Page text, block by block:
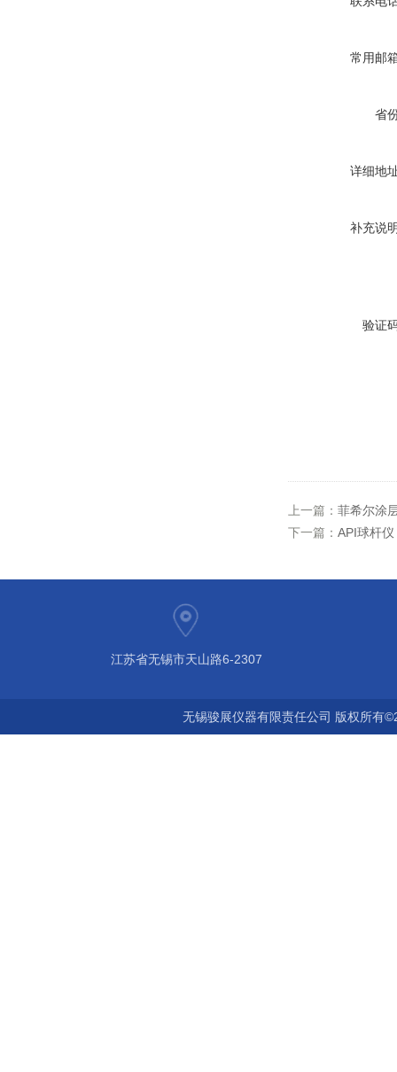
常用邮
省
详细地
补充说
验证
上一篇： 菲希尔涂
下一篇： API球杆仪
江苏省无锡市天山路6-2307
无锡骏展仪器有限责任公司 版权所有